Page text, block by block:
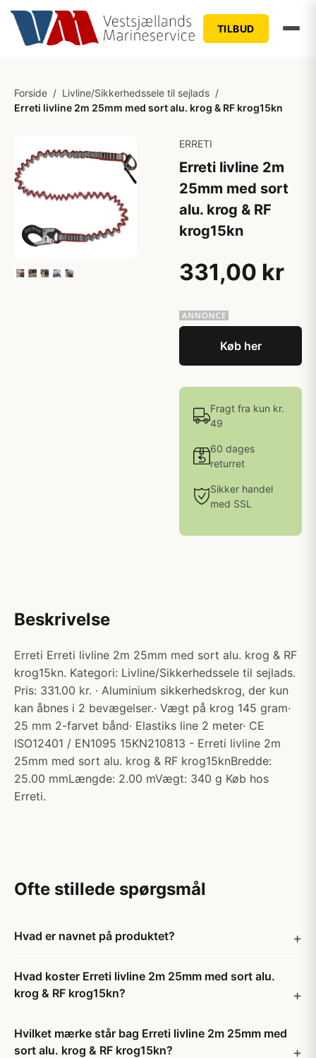
TILBUD
Forside / Livline/Sikkerhedssele til sejlads /
Erreti livline 2m 25mm med sort alu. krog & RF krog15kn
ERRETI
Erreti livline 2m
25mm med sort
alu. krog & RF
krog15kn
331,00 kr
Køb her
Fragt fra kun kr.
49
60 dages
returret
Sikker handel
med SSL
Beskrivelse
Erreti Erreti livline 2m 25mm med sort alu. krog & RF
krog15kn. Kategori: Livline/Sikkerhedssele til sejlads.
Pris: 331.00 kr. · Aluminium sikkerhedskrog, der kun
kan åbnes i 2 bevægelser.· Vægt på krog 145 gram·
25 mm 2-farvet bånd· Elastiks line 2 meter· CE
ISO12401 / EN1095 15KN210813 - Erreti livline 2m
25mm med sort alu. krog & RF krog15knBredde:
25.00 mmLængde: 2.00 mVægt: 340 g Køb hos
Erreti.
Ofte stillede spørgsmål
Hvad er navnet på produktet?
Hvad koster Erreti livline 2m 25mm med sort alu.
krog & RF krog15kn?
Hvilket mærke står bag Erreti livline 2m 25mm med
sort alu. krog & RF krog15kn?